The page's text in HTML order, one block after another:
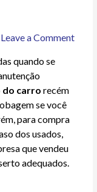
Leave a Comment
quando se
do carro recém
se você
para compra
dos usados,
que vendeu
adequados.